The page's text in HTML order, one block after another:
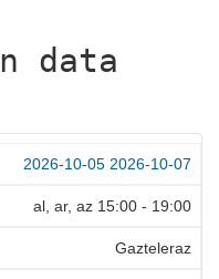
data
2026-10-05 2026-10-07
al, ar, az 15:00 - 19:00
Gazteleraz